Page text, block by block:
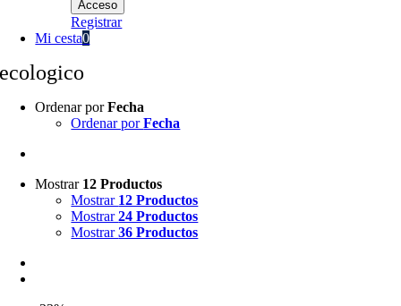
Registrar
Mi cesta0
ecologico
Ordenar porFecha
Ordenar porFecha
Mostrar 12 Productos
Mostrar 12 Productos
Mostrar24 Productos
Mostrar36 Productos